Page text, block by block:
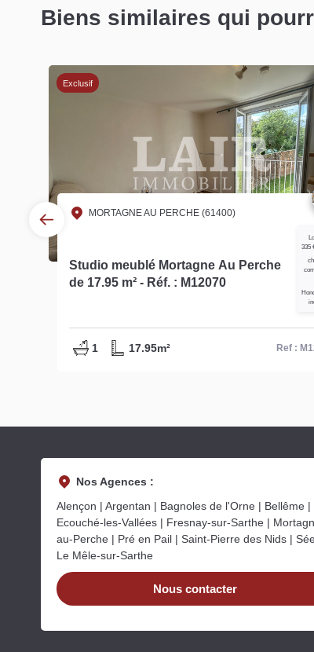
Biens similaires qui
Exclusif
MORTAGNE AU PERCHE (61400)
Studio meublé Mortagne Au Perche
de 17.95 m² - Réf. : M12070
335
1 17.95m² Ref :
Nos Agences :
Alençon | Argentan | Bagnoles de l'Orne | Bellême |
Ecouché-les-Vallées | Fresnay-sur-Sarthe |
au-Perche | Pré en Pail | Saint-Pierre des Nids |
Le Mêle-sur-Sarthe
Nous contacter